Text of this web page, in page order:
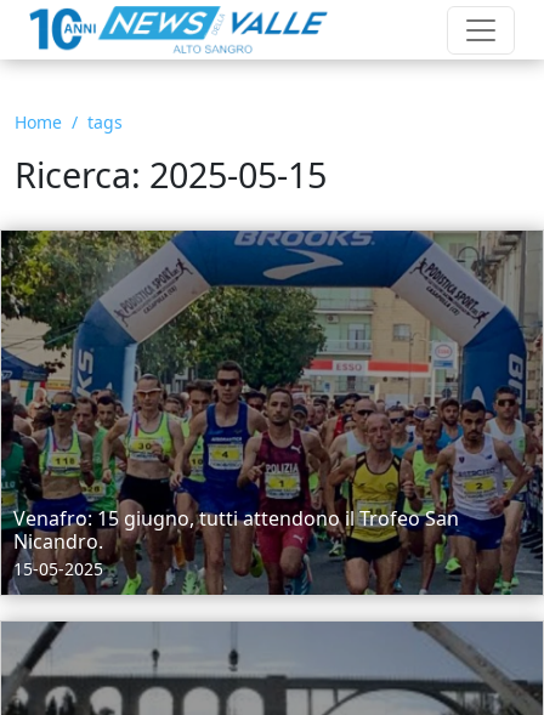
Home tags
Ricerca: 2025-05-15
Venafro: 15 giugno, tutti attendono il Trofeo San
Nicandro.
15-05-2025